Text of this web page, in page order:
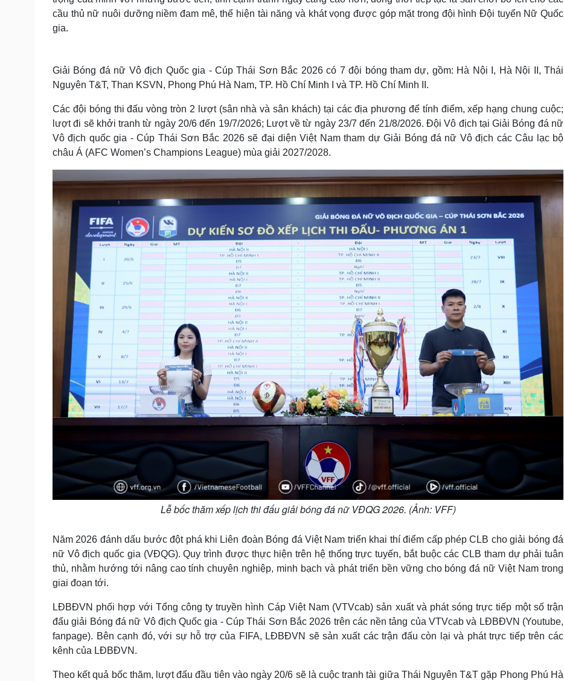
cầu thủ nữ nuôi dưỡng niềm đam mê, thể hiện tài năng và khát vọng được góp mặt trong đội hình Đội tuyển Nữ Quốc
gia.
Giải Bóng đá nữ Vô địch Quốc gia - Cúp Thái Sơn Bắc 2026 có 7 đội bóng tham dự, gồm: Hà Nội I, Hà Nội II, Thái
Nguyên T&T, Than KSVN, Phong Phú Hà Nam, TP. Hồ Chí Minh I và TP. Hồ Chí Minh II.
Các đội bóng thi đấu vòng tròn 2 lượt (sân nhà và sân khách) tại các địa phương để tính điểm, xếp hạng chung cuộc;
lượt đi sẽ khởi tranh từ ngày 20/6 đến 19/7/2026; Lượt về từ ngày 23/7 đến 21/8/2026. Đội Vô địch tại Giải Bóng đá nữ
Vô địch quốc gia - Cúp Thái Sơn Bắc 2026 sẽ đại diện Việt Nam tham dự Giải Bóng đá nữ Vô địch các Câu lạc bộ
châu Á (AFC Women’s Champions League) mùa giải 2027/2028.
Lễ bốc thăm xếp lịch thi đấu giải bóng đá nữ VĐQG 2026. (Ảnh: VFF)
Năm 2026 đánh dấu bước đột phá khi Liên đoàn Bóng đá Việt Nam triển khai thí điểm cấp phép CLB cho giải bóng đá
nữ Vô địch quốc gia (VĐQG). Quy trình được thực hiện trên hệ thống trực tuyến, bắt buộc các CLB tham dự phải tuân
thủ, nhằm hướng tới nâng cao tính chuyên nghiệp, minh bạch và phát triển bền vững cho bóng đá nữ Việt Nam trong
giai đoạn tới.
LĐBĐVN phối hợp với Tổng công ty truyền hình Cáp Việt Nam (VTVcab) sản xuất và phát sóng trực tiếp một số trận
đấu giải Bóng đá nữ Vô địch Quốc gia - Cúp Thái Sơn Bắc 2026 trên các nền tảng của VTVcab và LĐBĐVN (Youtube,
fanpage). Bên cạnh đó, với sự hỗ trợ của FIFA, LĐBĐVN sẽ sản xuất các trận đấu còn lại và phát trực tiếp trên các
kênh của LĐBĐVN.
Theo kết quả bốc thăm, lượt đấu đầu tiên vào ngày 20/6 sẽ là cuộc tranh tài giữa Thái Nguyên T&T gặp Phong Phú Hà